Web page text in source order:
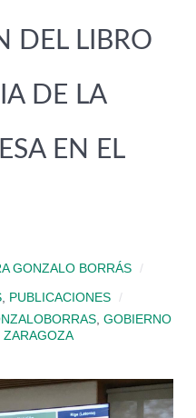
DEL LIBRO
DE LA
EN EL
GONZALO BORRÁS
, PUBLICACIONES
, GOBIERNO
ZARAGOZA